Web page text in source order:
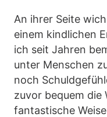
An ihrer Seite
einem kindlichen
ich seit Jahren
unter Menschen
noch
zuvor bequem die
fantastische